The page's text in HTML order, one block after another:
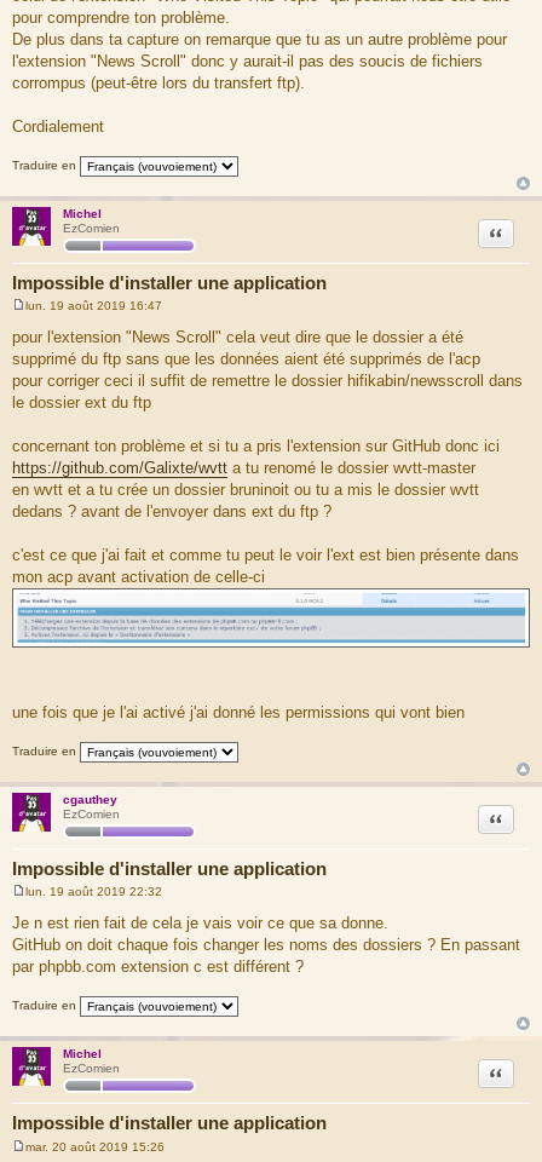
g
e
pour comprendre ton problème.
De plus dans ta capture on remarque que tu as un autre problème pour
l'extension "News Scroll" donc y aurait-il pas des soucis de fichiers
corrompus (peut-être lors du transfert ftp).
Cordialement
Traduire en
Michel
EzComien
Impossible d'installer une application
Citation
s
s
g
e
lun. 19 août 2019 16:47
pour l'extension "News Scroll" cela veut dire que le dossier a été
supprimé du ftp sans que les données aient été supprimés de l'acp
pour corriger ceci il suffit de remettre le dossier hifikabin/newsscroll dans
le dossier ext du ftp
concernant ton problème et si tu a pris l'extension sur GitHub donc ici
https://github.com/Galixte/wvtt a tu renomé le dossier wvtt-master
en wvtt et a tu crée un dossier bruninoit ou tu a mis le dossier wvtt
dedans ? avant de l'envoyer dans ext du ftp ?
c'est ce que j'ai fait et comme tu peut le voir l'ext est bien présente dans
mon acp avant activation de celle-ci
une fois que je l'ai activé j'ai donné les permissions qui vont bien
Traduire en
cgauthey
EzComien
Impossible d'installer une application
Citation
e
s
s
a
g
lun. 19 août 2019 22:32
Je n est rien fait de cela je vais voir ce que sa donne.
GitHub on doit chaque fois changer les noms des dossiers ? En passant
par phpbb.com extension c est différent ?
Traduire en
Michel
EzComien
Impossible d'installer une application
Citation
mar. 20 août 2019 15:26